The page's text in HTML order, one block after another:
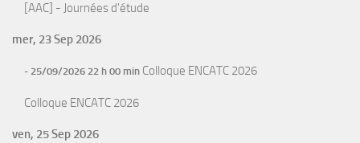
[AAC] - Journées d'étude
mer, 23 Sep 2026
- 25/09/2026 22 h 00 min Colloque ENCATC 2026
Colloque ENCATC 2026
ven, 25 Sep 2026